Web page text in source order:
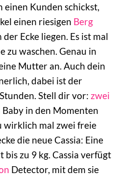
Kunden schickst,
einen riesigen Berg
Ecke liegen. Es ist mal
zu waschen. Genau in
Mutter an. Auch dein
dabei ist der
Stell dir vor: zwei
in den Momenten
wirklich mal zwei freie
die neue Cassia: Eine
bis zu 9 kg. Cassia verfügt
Detector, mit dem sie